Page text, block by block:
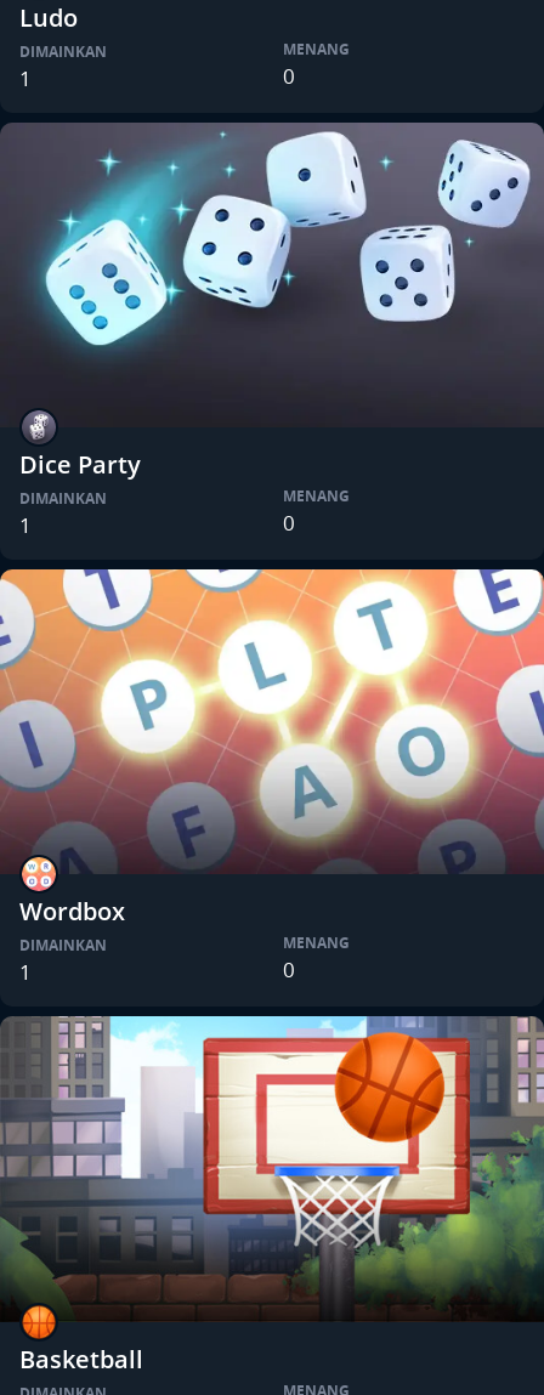
Ludo
DIMAINKAN
1
MENANG
0
Dice Party
DIMAINKAN
1
MENANG
0
Wordbox
DIMAINKAN
1
MENANG
0
Basketball
MENANG